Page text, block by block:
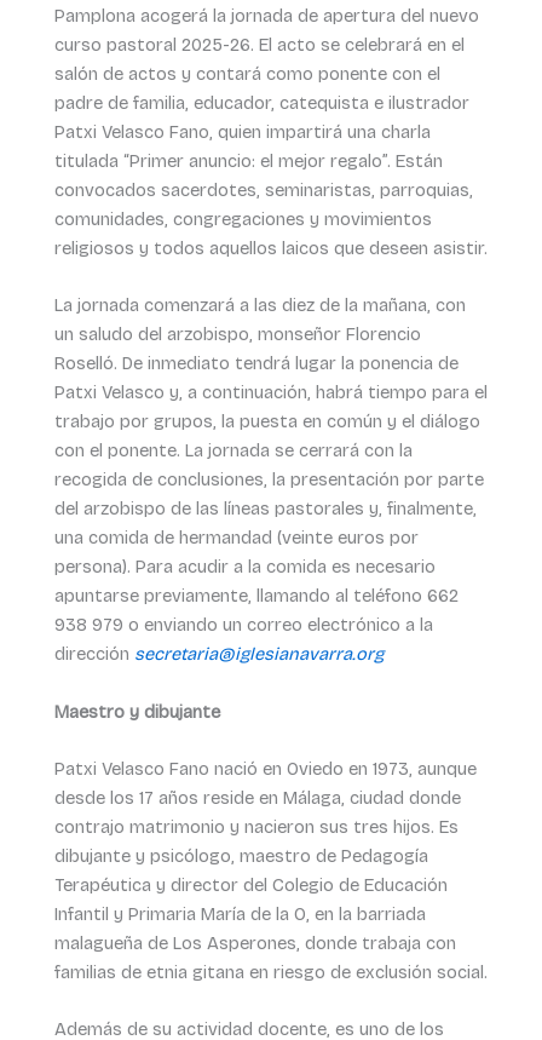
Pamplona acogerá la jornada de apertura del nuevo
curso pastoral 2025-26. El acto se celebrará en el
salón de actos y contará como ponente con el
padre de familia, educador, catequista e ilustrador
Patxi Velasco Fano, quien impartirá una charla
titulada “Primer anuncio: el mejor regalo”. Están
convocados sacerdotes, seminaristas, parroquias,
comunidades, congregaciones y movimientos
religiosos y todos aquellos laicos que deseen asistir.
La jornada comenzará a las diez de la mañana, con
un saludo del arzobispo, monseñor Florencio
Roselló. De inmediato tendrá lugar la ponencia de
Patxi Velasco y, a continuación, habrá tiempo para el
trabajo por grupos, la puesta en común y el diálogo
con el ponente. La jornada se cerrará con la
recogida de conclusiones, la presentación por parte
del arzobispo de las líneas pastorales y, finalmente,
una comida de hermandad (veinte euros por
persona). Para acudir a la comida es necesario
apuntarse previamente, llamando al teléfono 662
938 979 o enviando un correo electrónico a la
dirección secretaria@iglesianavarra.org
Maestro y dibujante
Patxi Velasco Fano nació en Oviedo en 1973, aunque
desde los 17 años reside en Málaga, ciudad donde
contrajo matrimonio y nacieron sus tres hijos. Es
dibujante y psicólogo, maestro de Pedagogía
Terapéutica y director del Colegio de Educación
Infantil y Primaria María de la O, en la barriada
malagueña de Los Asperones, donde trabaja con
familias de etnia gitana en riesgo de exclusión social.
Además de su actividad docente, es uno de los